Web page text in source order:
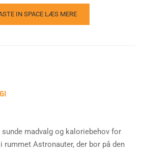
IN SPACE LÆS MERE
madvalg og kaloriebehov for
rummet Astronauter, der bor på den